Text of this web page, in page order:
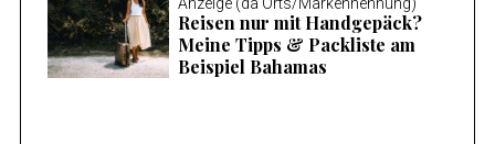
Reisen nur mit Handgepäck?
Meine Tipps & Packliste am
Beispiel Bahamas